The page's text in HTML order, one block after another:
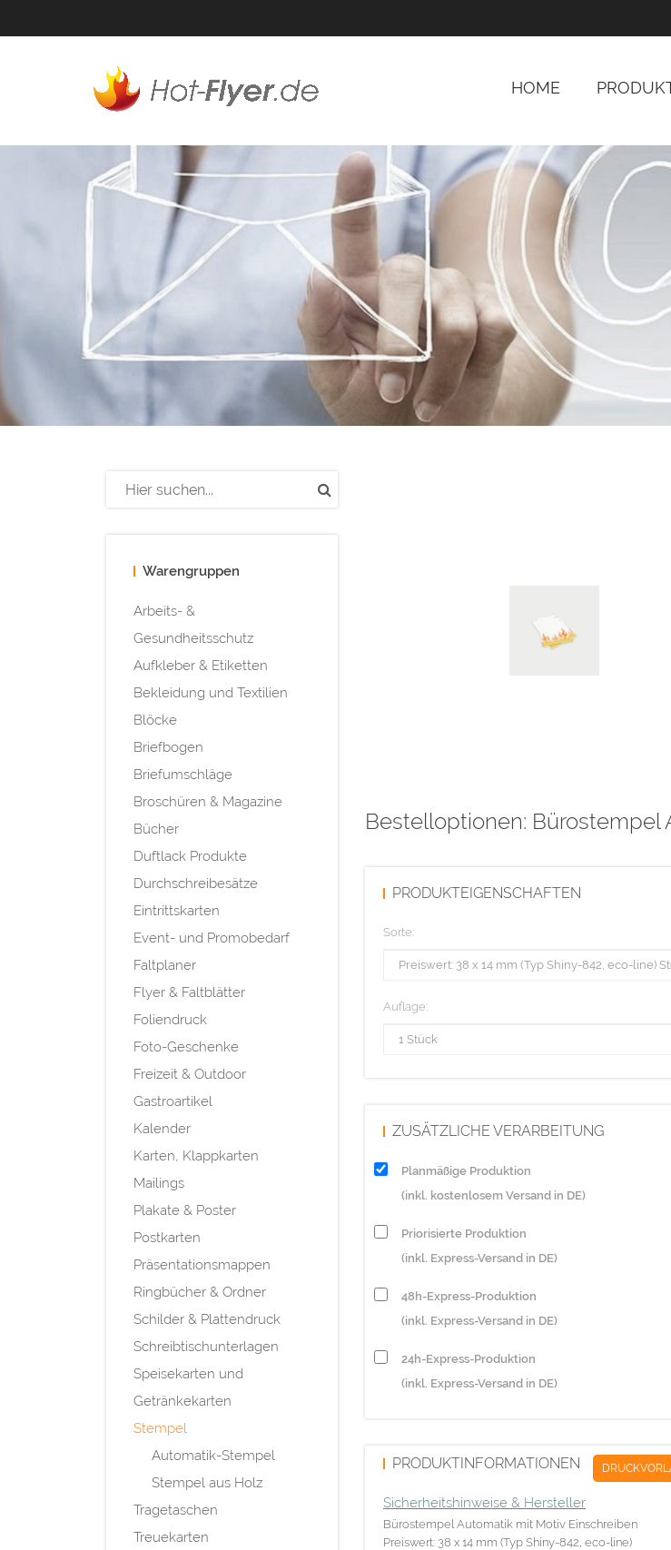
HOME
Warengruppen
Arbeits- &
Gesundheitsschutz
Aufkleber & Etiketten
Bekleidung und Textilien
Blöcke
Briefbogen
Briefumschläge
Broschüren & Magazine
Bücher
Duftlack Produkte
Durchschreibesätze
Eintrittskarten
Event- und Promobedarf
Faltplaner
Flyer & Faltblätter
Foliendruck
Foto-Geschenke
Freizeit & Outdoor
Gastroartikel
Kalender
Karten, Klappkarten
Mailings
Plakate & Poster
Postkarten
Präsentationsmappen
Ringbücher & Ordner
Schilder & Plattendruck
Schreibtischunterlagen
Speisekarten und
Getränkekarten
Stempel
Automatik-Stempel
Stempel aus Holz
Tragetaschen
Treuekarten
Bestelloptionen: Bürostempel
PRODUKTEIGENSCHAFTEN
Sorte:
Auflage:
ZUSÄTZLICHE VERARBEITUNG
Planmäßige Produktion
(inkl. kostenlosem Versand in DE)
Priorisierte Produktion
(inkl. Express-Versand in DE)
48h-Express-Produktion
(inkl. Express-Versand in DE)
24h-Express-Produktion
(inkl. Express-Versand in DE)
PRODUKTINFORMATIONEN
Sicherheitshinweise & Hersteller
Bürostempel Automatik mit Motiv Einschreiben
Preiswert: 38 x 14 mm (Typ Shiny-842, eco-line)